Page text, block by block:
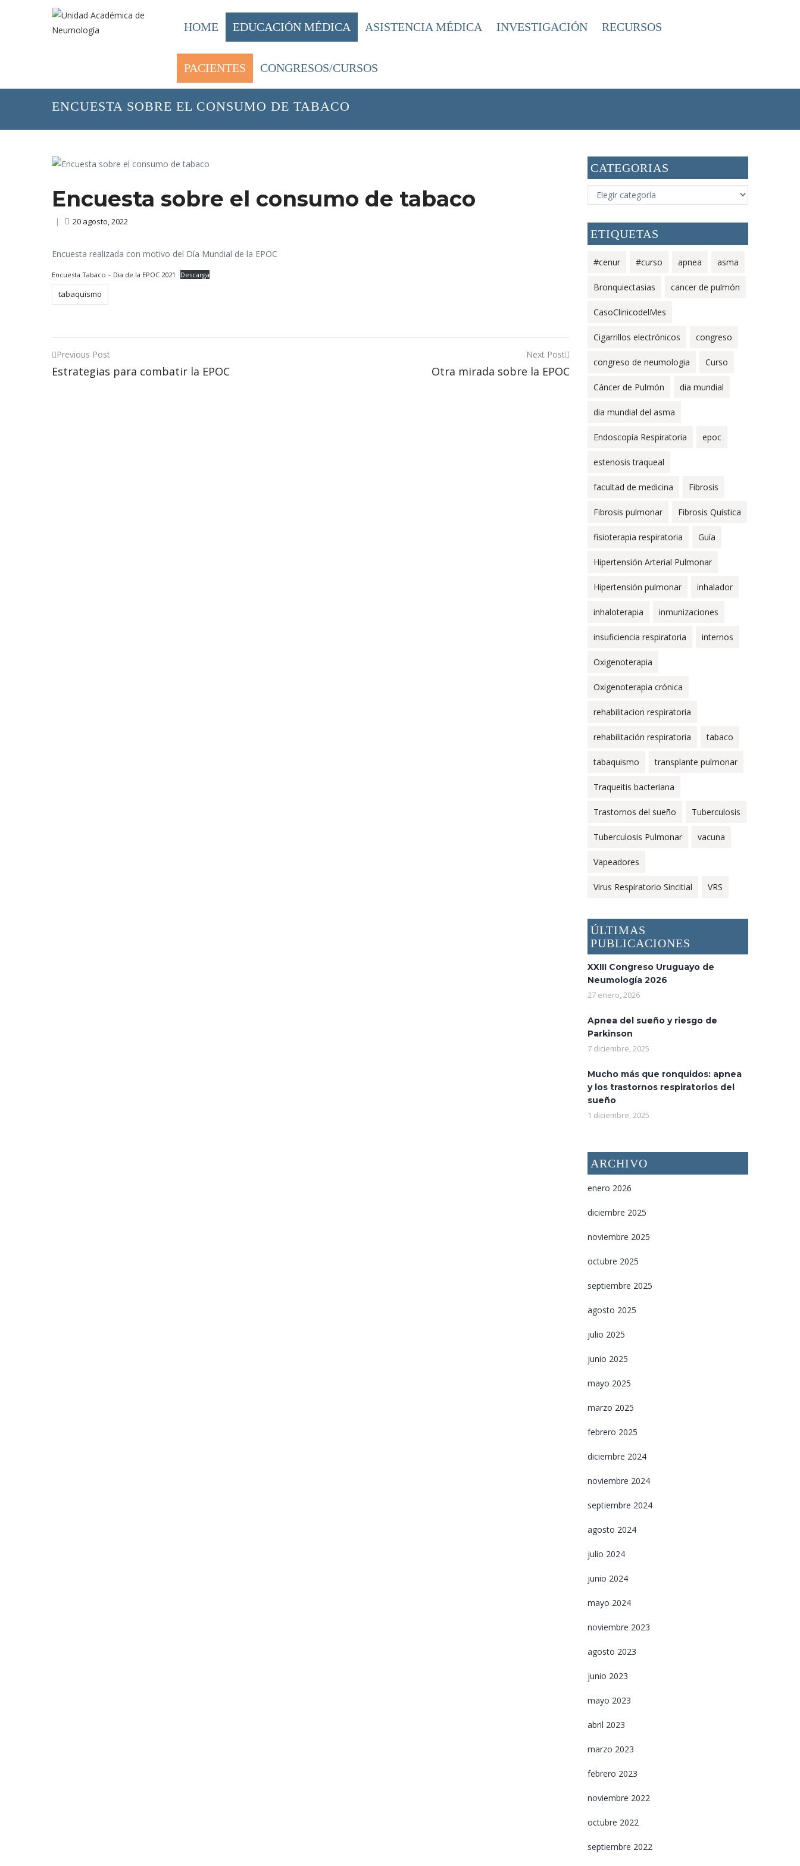
HOME EDUCACIÓN MÉDICA ASISTENCIA MÉDICA INVESTIGACIÓN RECURSOS
PACIENTES CONGRESOS/CURSOS
PACIENTES/INFORMACIÓN SOBRE ENFERMEDADES RESPIRATORIAS
ENCUESTA SOBRE EL CONSUMO DE TABACO
Encuesta sobre el consumo de tabaco
| 20 agosto, 2022
Encuesta realizada con motivo del Día Mundial de la EPOC
Encuesta Tabaco – Dia de la EPOC 2021 Descarga
tabaquismo
Post
navigation
Previous Post
Estrategias para combatir la EPOC
Next Post
Otra mirada sobre la EPOC
CATEGORIAS
CATEGORIAS
ETIQUETAS
#cenur #curso apnea asma
Bronquiectasias cancer de pulmón
CasoClinicodelMes
Cigarrillos electrónicos congreso
congreso de neumologia Curso
Cáncer de Pulmón dia mundial
dia mundial del asma
Endoscopía Respiratoria epoc
estenosis traqueal
facultad de medicina Fibrosis
Fibrosis pulmonar Fibrosis Quística
fisioterapia respiratoria Guía
Hipertensión Arterial Pulmonar
Hipertensión pulmonar inhalador
inhaloterapia inmunizaciones
insuficiencia respiratoria internos
Oxigenoterapia
Oxigenoterapia crónica
rehabilitacion respiratoria
rehabilitación respiratoria tabaco
tabaquismo transplante pulmonar
Traqueitis bacteriana
Trastornos del sueño Tuberculosis
Tuberculosis Pulmonar vacuna
Vapeadores
Virus Respiratorio Sincitial VRS
ÚLTIMAS
PUBLICACIONES
XXIII Congreso Uruguayo de
Neumología 2026
27 enero, 2026
Apnea del sueño y riesgo de
Parkinson
7 diciembre, 2025
Mucho más que ronquidos: apnea
y los trastornos respiratorios del
sueño
1 diciembre, 2025
ARCHIVO
enero 2026
diciembre 2025
noviembre 2025
octubre 2025
septiembre 2025
agosto 2025
julio 2025
junio 2025
mayo 2025
marzo 2025
febrero 2025
diciembre 2024
noviembre 2024
septiembre 2024
agosto 2024
julio 2024
junio 2024
mayo 2024
noviembre 2023
agosto 2023
junio 2023
mayo 2023
abril 2023
marzo 2023
febrero 2023
noviembre 2022
octubre 2022
septiembre 2022